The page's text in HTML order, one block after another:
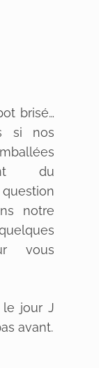
brisé…
si nos
du
notre
vous
le jour J
avant.